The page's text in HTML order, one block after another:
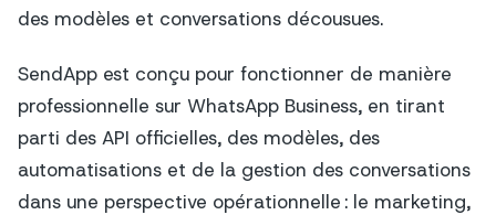
des modèles et conversations décousues.
SendApp est conçu pour fonctionner de manière
professionnelle sur WhatsApp Business, en tirant
parti des API officielles, des modèles, des
automatisations et de la gestion des conversations
dans une perspective opérationnelle : le marketing,